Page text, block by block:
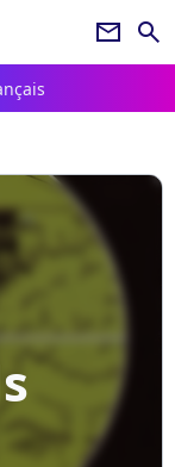
newsletter search